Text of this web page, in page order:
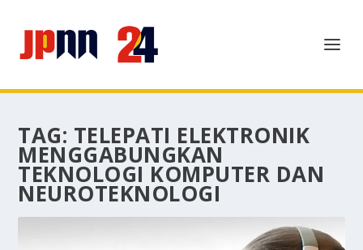
TAG: TELEPATI ELEKTRONIK
MENGGABUNGKAN
TEKNOLOGI KOMPUTER DAN
NEUROTEKNOLOGI